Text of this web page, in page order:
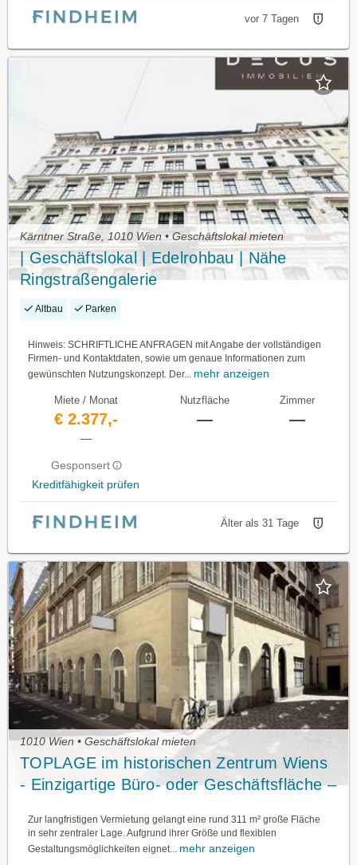
vor 7 Tagen
Kärntner Straße, 1010 Wien • Geschäftslokal mieten
| Geschäftslokal | Edelrohbau | Nähe
Ringstraßengalerie
Altbau Parken
Hinweis: SCHRIFTLICHE ANFRAGEN mit Angabe der vollständigen
Firmen- und Kontaktdaten, sowie um genaue Informationen zum
gewünschten Nutzungskonzept. Der... mehr anzeigen
Miete / Monat
€ 2.377,-
—
Gesponsert
Kreditfähigkeit prüfen
Nutzfläche
—
Zimmer
—
Älter als 31 Tage
1010 Wien • Geschäftslokal mieten
TOPLAGE im historischen Zentrum Wiens
- Einzigartige Büro- oder Geschäftsfläche –
Zur langfristigen Vermietung gelangt eine rund 311 m² große Fläche
in sehr zentraler Lage. Aufgrund ihrer Größe und flexiblen
Gestaltungsmöglichkeiten eignet...
mehr anzeigen